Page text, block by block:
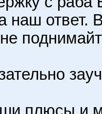
ответ.